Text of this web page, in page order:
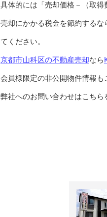
具体的には「売却価格－（取得
売却にかかる税金を節約する
てください。
京都市山科区の不動産売却なら
会員様限定の非公開物件情報
弊社へのお問い合わせはこちら